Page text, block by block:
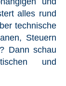
alles rund
technische
Steuern
Dann schau
und